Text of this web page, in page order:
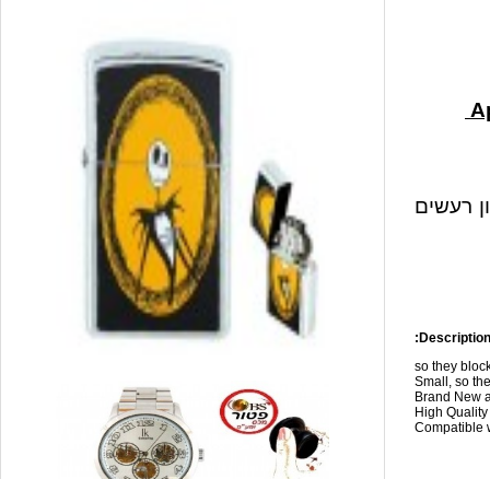
רעשים
so they
Small, so
Brand New
High
Compatible